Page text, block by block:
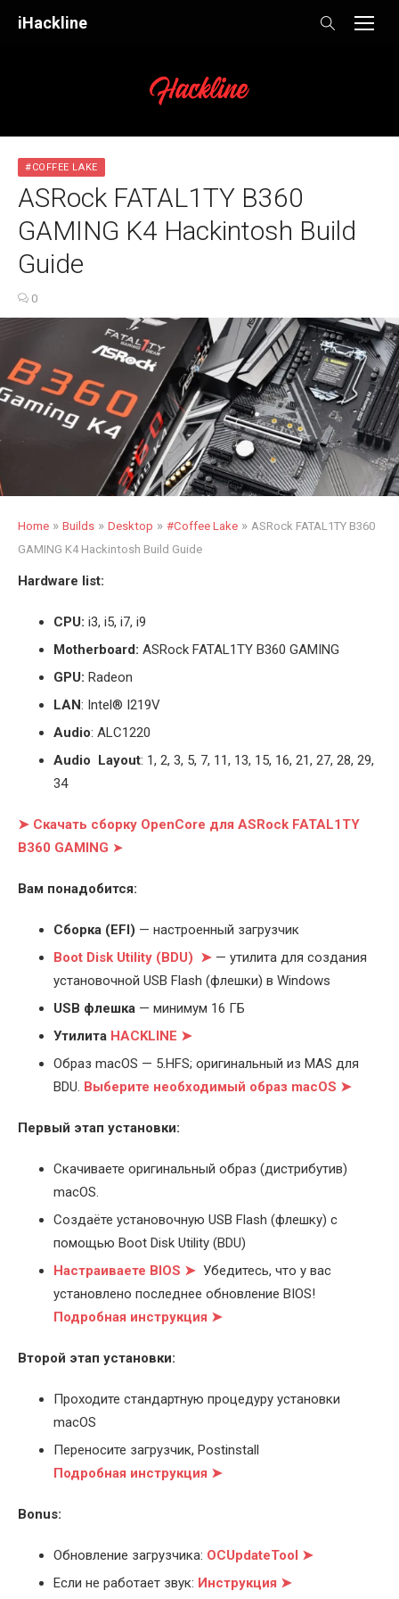
iHackline
#COFFEE LAKE
ASRock FATAL1TY B360
GAMING K4 Hackintosh Build
Guide
0
Home » Builds » Desktop » #Coffee Lake » ASRock FATAL1TY B360
GAMING K4 Hackintosh Build Guide
Hardware list:
CPU: i3, i5, i7, i9
Motherboard: ASRock FATAL1TY B360 GAMING
GPU: Radeon
LAN: Intel® I219V
Audio: ALC1220
Audio Layout: 1, 2, 3, 5, 7, 11, 13, 15, 16, 21, 27, 28, 29,
34
➤ Скачать сборку OpenCore для ASRock FATAL1TY
B360 GAMING ➤
Вам понадобится:
Cборка (EFI) — настроенный загрузчик
Boot Disk Utility (BDU) ➤ — утилита для создания
установочной USB Flash (флешки) в Windows
USB флешка — минимум 16 ГБ
Утилита HACKLINE ➤
Образ macOS — 5.HFS; оригинальный из MAS для
BDU. Выберите необходимый образ macOS ➤
Первый этап установки:
Скачиваете оригинальный образ (дистрибутив)
macOS.
Создаёте установочную USB Flash (флешку) с
помощью Boot Disk Utility (BDU)
Настраиваете BIOS ➤ Убедитесь, что у вас
установлено последнее обновление BIOS!
Подробная инструкция ➤
Второй этап установки:
Проходите стандартную процедуру установки
macOS
Переносите загрузчик, Postinstall
Подробная инструкция ➤
Bonus:
Обновление загрузчика: OCUpdateTool ➤
Если не работает звук: Инструкция ➤